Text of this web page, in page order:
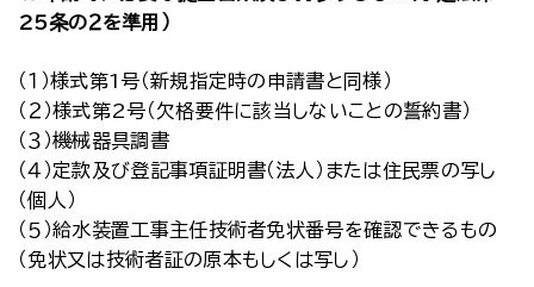
25条の２を準用）
（１）様式第1号（新規指定時の申請書と同様）
（２）様式第2号（欠格要件に該当しないことの誓約書）
（３）機械器具調書
（４）定款及び登記事項証明書（法人）または住民票の写し
（個人）
（５）給水装置工事主任技術者免状番号を確認できるもの
（免状又は技術者証の原本もしくは写し）